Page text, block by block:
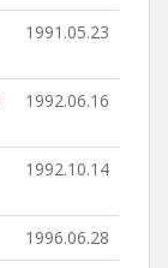
1991.05.23
1992.06.16
1992.10.14
1996.06.28